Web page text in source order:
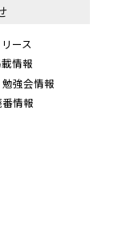
ース
情報
強会情報
情報